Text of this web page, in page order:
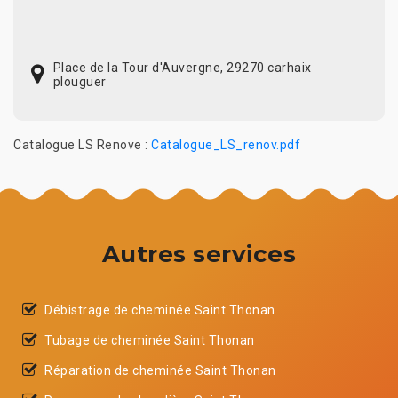
Place de la Tour d'Auvergne, 29270 carhaix
plouguer
Catalogue LS Renove : Catalogue_LS_renov.pdf
Autres services
Débistrage de cheminée Saint Thonan
Tubage de cheminée Saint Thonan
Réparation de cheminée Saint Thonan